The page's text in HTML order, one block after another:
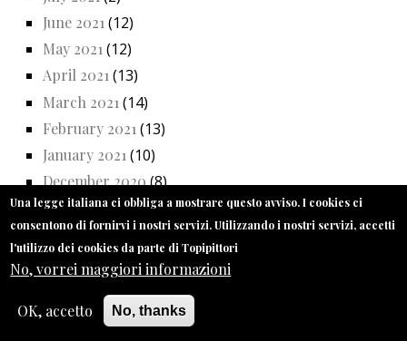
June 2021 (12)
May 2021 (12)
April 2021(13)
March 2021 (14)
February 2021 (13)
January 2021 (10)
December 2020(8)
November 2020(13)
October 2020(14)
September 2020 (11)
June 2020 (17)
Una legge italiana ci obbliga a mostrare questo avviso. I cookies ci
consentono di fornirvi i nostri servizi. Utilizzando i nostri servizi, accetti
l'utilizzo dei cookies da parte di Topipittori
No, vorrei maggiori informazioni
OK, accetto No, thanks